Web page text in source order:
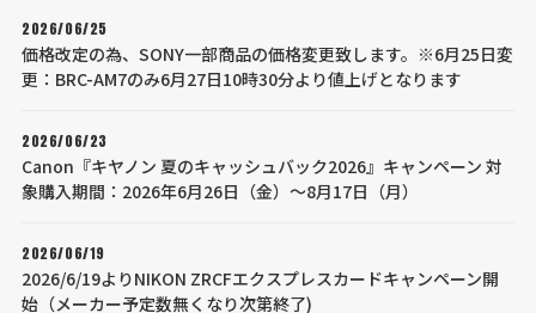
2026/06/25
価格改定の為、SONY一部商品の価格変更致します。※6月25日変
更：BRC-AM7のみ6月27日10時30分より値上げとなります
2026/06/23
Canon『キヤノン 夏のキャッシュバック2026』キャンペーン 対
象購入期間：2026年6月26日（金）～8月17日（月）
2026/06/19
2026/6/19よりNIKON ZRCFエクスプレスカードキャンペーン開
始（メーカー予定数無くなり次第終了)